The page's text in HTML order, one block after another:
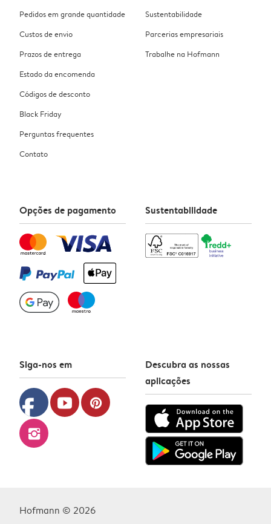
Pedidos em grande quantidade
Custos de envio
Prazos de entrega
Estado da encomenda
Códigos de desconto
Black Friday
Perguntas frequentes
Contato
Sustentabilidade
Parcerias empresariais
Trabalhe na Hofmann
Opções de pagamento Sustentabilidade
Siga-nos em
facebook youtube pinterest
instagram
Descubra as nossas
aplicações
Hofmann © 2026